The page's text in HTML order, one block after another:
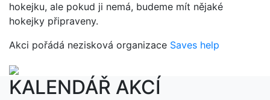
hokejku, ale pokud ji nemá, budeme mít nějaké
hokejky připraveny.
Akci pořádá nezisková organizace Saves help
KALENDÁŘ AKCÍ